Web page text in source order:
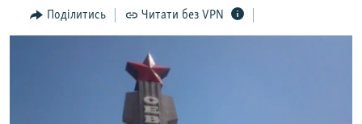
Перейти
до
ПОГЛЯДПоділитись Читати без VPN